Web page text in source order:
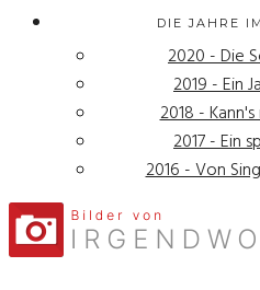
DIE JAHRE
2020 - Die
2019 - Ein
2018 -
2017 - Ein
2016 - Von